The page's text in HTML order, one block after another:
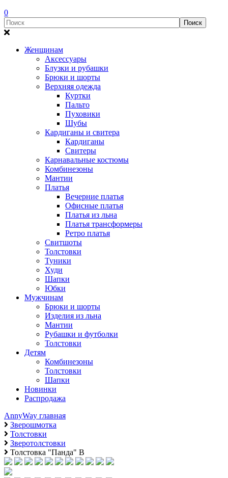
0
Женщинам
Аксессуары
Блузки и рубашки
Брюки и шорты
Верхняя одежда
Куртки
Пальто
Пуховики
Шубы
Кардиганы и свитера
Кардиганы
Свитеры
Карнавальные костюмы
Комбинезоны
Мантии
Платья
Вечерние платья
Офисные платья
Платья из льна
Платья трансформеры
Ретро платья
Свитшоты
Толстовки
Туники
Худи
Шапки
Юбки
Мужчинам
Брюки и шорты
Изделия из льна
Мантии
Рубашки и футболки
Толстовки
Детям
Комбинезоны
Толстовки
Шапки
Новинки
Распродажа
AnnyWay главная
Зверошмотка
Толстовки
Зверотолстовки
Толстовка "Панда" В